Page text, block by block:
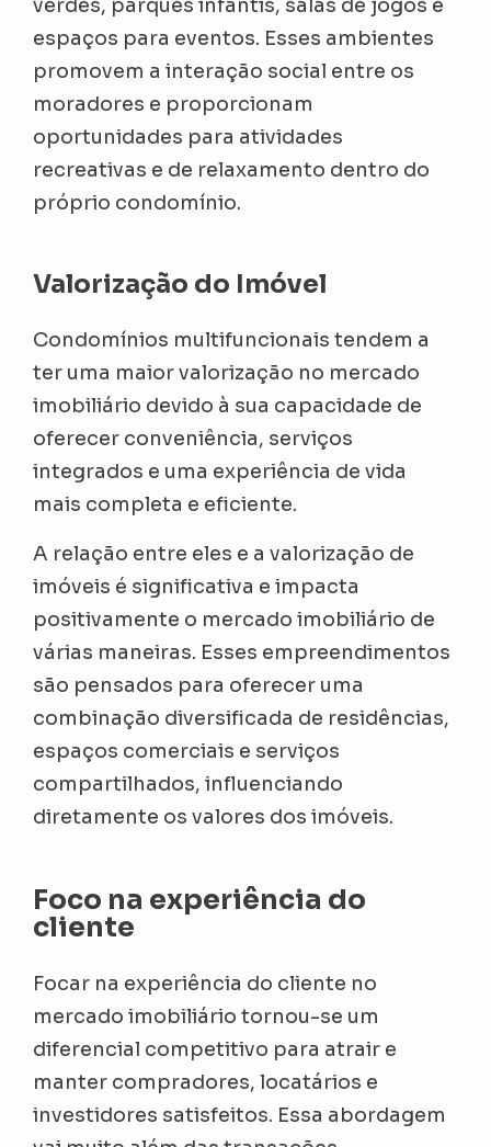
verdes, parques infantis, salas de jogos e
espaços para eventos. Esses ambientes
promovem a interação social entre os
moradores e proporcionam
oportunidades para atividades
recreativas e de relaxamento dentro do
próprio condomínio.
Valorização do Imóvel
Condomínios multifuncionais tendem a
ter uma maior valorização no mercado
imobiliário devido à sua capacidade de
oferecer conveniência, serviços
integrados e uma experiência de vida
mais completa e eficiente.
A relação entre eles e a valorização de
imóveis é significativa e impacta
positivamente o mercado imobiliário de
várias maneiras. Esses empreendimentos
são pensados para oferecer uma
combinação diversificada de residências,
espaços comerciais e serviços
compartilhados, influenciando
diretamente os valores dos imóveis.
Foco na experiência do
cliente
Focar na experiência do cliente no
mercado imobiliário tornou-se um
diferencial competitivo para atrair e
manter compradores, locatários e
investidores satisfeitos. Essa abordagem